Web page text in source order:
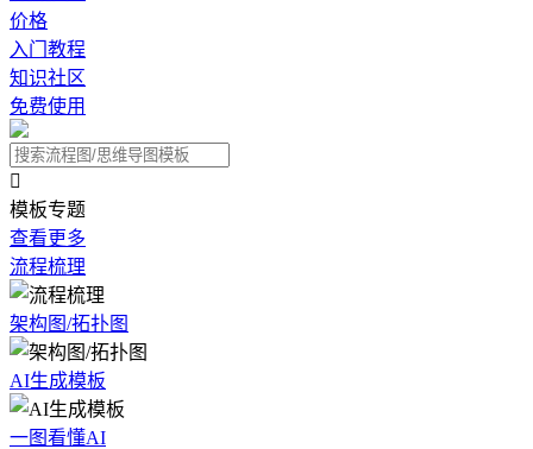
价格
入门教程
知识社区
免费使用

模板专题
查看更多
流程梳理
架构图/拓扑图
AI生成模板
一图看懂AI